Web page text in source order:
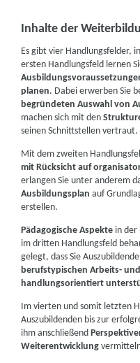
Inhalte der
Es gibt vier Handlungsfelder,
ersten Handlungsfeld lernen
planen. Dabei erwerben Sie
begründeten Auswahl von
machen sich mit den
seinen Schnittstellen vertraut.
Mit dem zweiten
mit Rücksicht auf
erlangen Sie unter anderem
Ausbildungsplan auf
erstellen.
Pädagogische Aspekte in der
im dritten Handlungsfeld
gelegt, dass Sie
berufstypischen Arbeits-
handlungsorientiert
Im vierten und somit letzten
Auszubildenden bis zur
ihm anschließend
Weiterentwicklung